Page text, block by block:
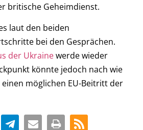
britische Geheimdienst.
laut den beiden
bei den Gesprächen.
der Ukrainewerde wieder
könnte jedoch nach wie
möglichen EU-Beitritt der